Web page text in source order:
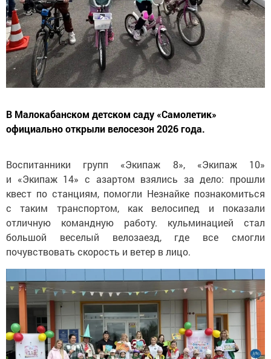
В Малокабанском детском саду «Самолетик»
официально открыли велосезон 2026 года.
Воспитанники групп «Экипаж 8», «Экипаж 10»
и «Экипаж 14» с азартом взялись за дело: прошли
квест по станциям, помогли Незнайке познакомиться
с
таким транспортом, как велосипед и
показали
отличную командную работу. кульминацией стал
большой веселый велозаезд, где все смогли
почувствовать скорость и ветер влицо.